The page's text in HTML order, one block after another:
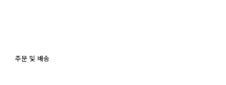
주문 및 배송